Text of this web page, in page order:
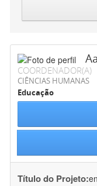
COORDENADOR(A)
CIÊNCIAS HUMANAS
Educação
Título do Projeto: